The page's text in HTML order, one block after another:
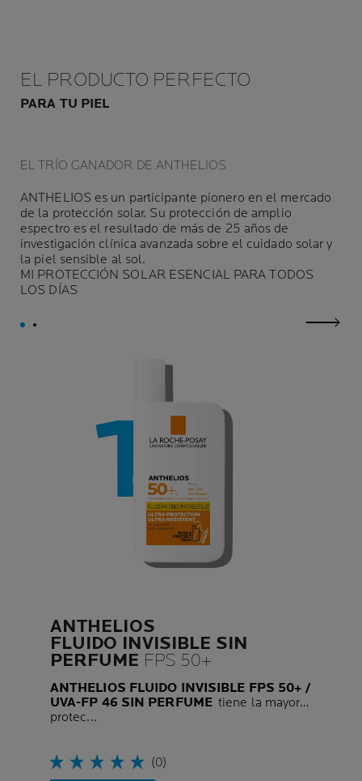
EL PRODUCTO PERFECTO
PARA TU PIEL
EL TRÍO GANADOR DE ANTHELIOS
ANTHELIOS es un participante pionero en el mercado
de la protección solar. Su protección de amplio
espectro es el resultado de más de 25 años de
investigación clínica avanzada sobre el cuidado solar y
la piel sensible al sol.
MI PROTECCIÓN SOLAR ESENCIAL PARA TODOS
LOS DÍAS
ANTHELIOS
FLUIDO INVISIBLE SIN
PERFUME FPS 50+
ANTHELIOS FLUIDO INVISIBLE FPS 50+ /
UVA-FP 46 SIN PERFUME tiene la mayor
protec...
(0)
next